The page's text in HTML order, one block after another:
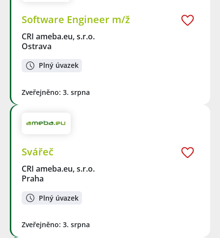
Software Engineer m/ž
CRI ameba.eu, s.r.o.
Ostrava
Plný úvazek
Zveřejněno: 3. srpna
Svářeč
CRI ameba.eu, s.r.o.
Praha
Plný úvazek
Zveřejněno: 3. srpna